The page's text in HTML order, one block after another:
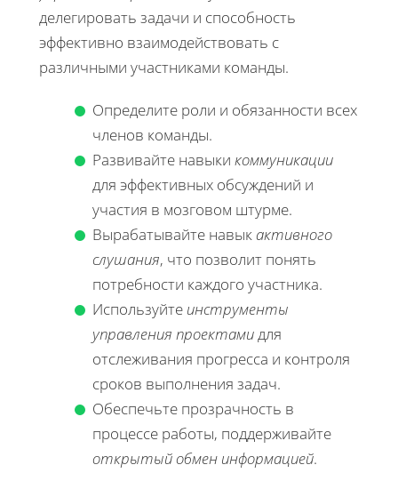
делегировать задачи и способность
эффективно взаимодействовать с
различными участниками команды.
Определите роли и обязанности всех
членов команды.
Развивайте навыки коммуникации
для эффективных обсуждений и
участия в мозговом штурме.
Вырабатывайте навык активного
слушания, что позволит понять
потребности каждого участника.
Используйте инструменты
управления проектамидля
отслеживания прогресса и контроля
сроков выполнения задач.
Обеспечьте прозрачность в
процессе работы, поддерживайте
открытый обмен информацией.